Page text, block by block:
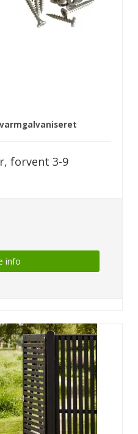
forvent 3-9
info